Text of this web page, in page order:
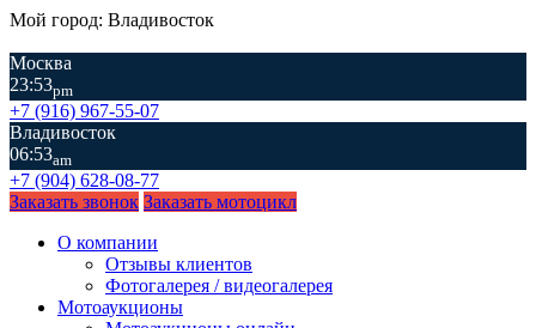
Мой город: Владивосток
Москва
23:53pm
+7 (916) 967-55-07
Владивосток
06:53am
+7 (904) 628-08-77
Заказать звонок Заказать мотоцикл
О компании
Отзывы клиентов
Фотогалерея / видеогалерея
Мотоаукционы